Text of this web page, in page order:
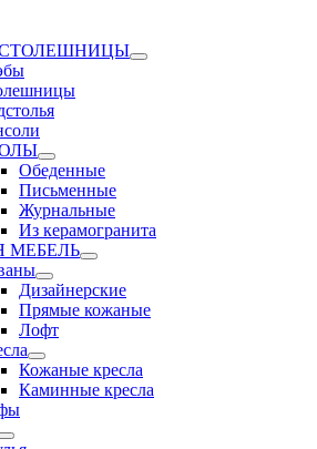
Обеденные
Письменные
Журнальные
Из керамогранита
МЕБЕЛЬ
Дизайнерские
Прямые кожаные
Лофт
Кожаные кресла
Каминные кресла